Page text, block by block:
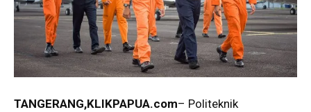
TANGERANG,KLIKPAPUA.com– Politeknik